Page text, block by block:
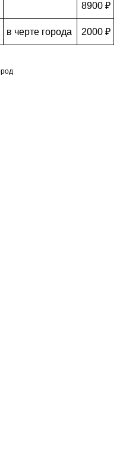
8900 ₽
в черте города 2000 ₽